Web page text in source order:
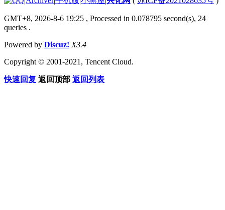
GMT+8, 2026-8-6 19:25 , Processed in 0.078795 second(s), 24
queries .
Powered by Discuz! X3.4
Copyright © 2001-2021, Tencent Cloud.
快速回复 返回顶部 返回列表